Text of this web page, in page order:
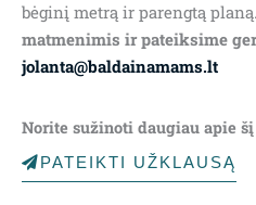
bėginį metrą ir parengtą planą.
matmenimis ir pateiksime
jolanta@baldainamams.lt
Norite sužinoti daugiau apie
PATEIKTI UŽKLAUSĄ